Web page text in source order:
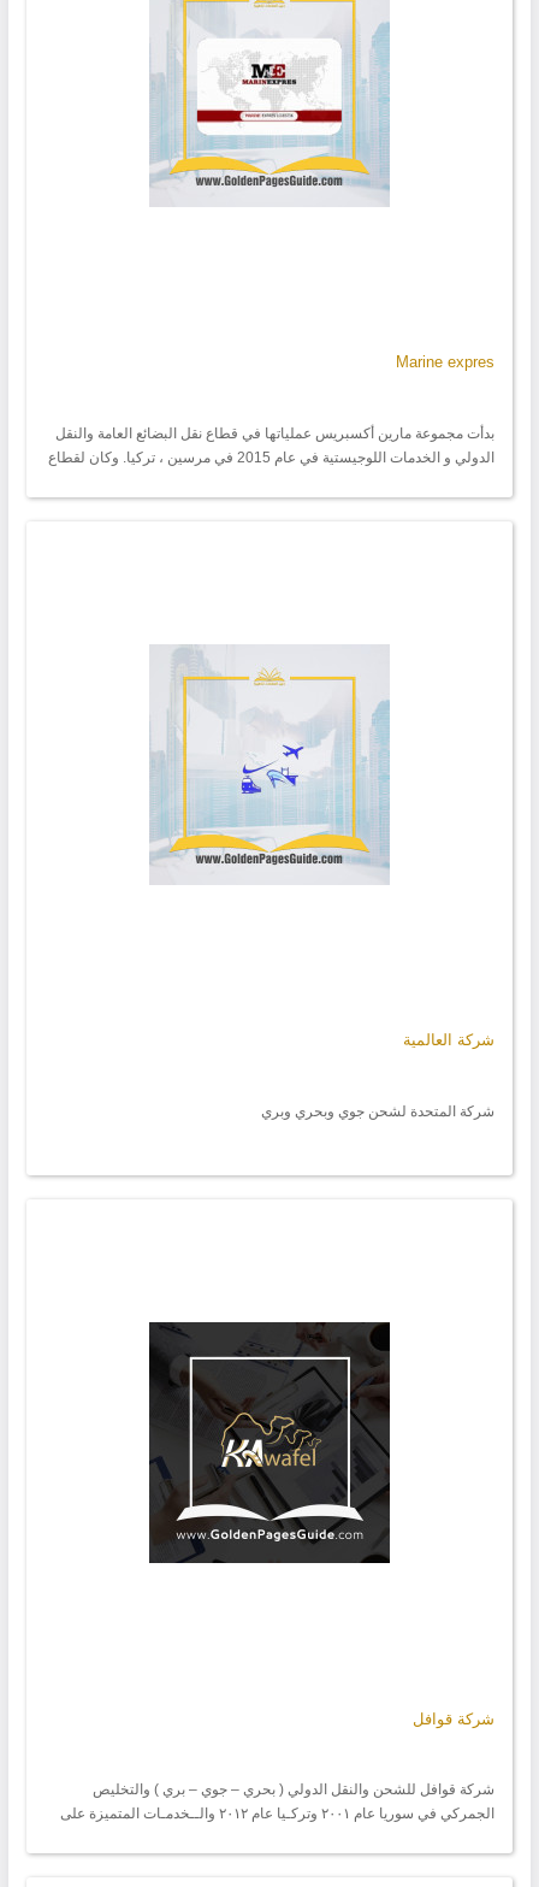
Marine expres
بدأت مجموعة مارين أكسبريس عملياتها في قطاع نقل البضائع العامة والنقل
الدولي و الخدمات اللوجيستية في عام 2015 في مرسين ، تركيا. وكان لقطاع
, وأفريقيا, هي المناطق التشغيلية الرئيسية في السنوات الأولى من تأسيسها,
الخدمات اللوجيستية, بالاضافة الى ما ذكر اعلاه من توسيع لمظلة الدول التي
تصلها خدماتنا تم استحداث اقسام جديدة داخل الشركة بفرق مهنية مختصة و
فريق عمل متكامل و كوادر تعمل لخدمتكم 7/24 على مدار العام والتزام
مطلق بكافة معايير جودة الخدمة بالاضافى الى و جود شبكة وكلاء موثوقيين
في أكثر من 146 بلدا. مارين أكسبريس جروب تعمل جاهدة للحفاظ على
ديمومة العلاقة مع عملائنا وذلك من خلال تفهمنا لحاجات و متغيرات الاسواق
العالمية اضافة الى الحفاظ على سرية التامة للعملاء و الموردين.
شركة العالمية
شركة المتحدة لشحن جوي وبحري وبري
شركة قوافل
شرکة قوافل للشحن والنقل الدولي ( بحري – جوي – بري ) والتخليص
الجمركي في سوريا عام ٢٠٠١ وترکـیا عام ٢٠١٢ والــخدمـات المتميزة علی